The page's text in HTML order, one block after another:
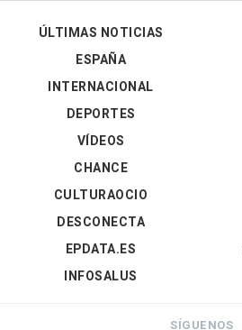
ÚLTIMAS NOTICIAS
ESPAÑA
INTERNACIONAL
DEPORTES
VÍDEOS
CHANCE
CULTURAOCIO
DESCONECTA
EPDATA.ES
INFOSALUS
SÍGUENOS